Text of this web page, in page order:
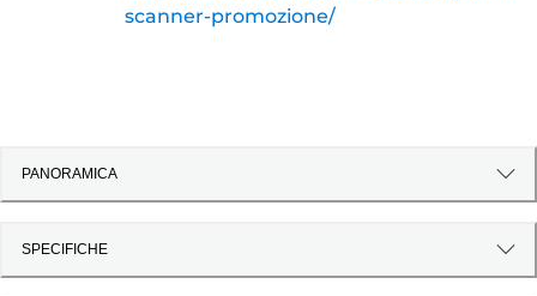
scanner-promozione/
PANORAMICA
SPECIFICHE